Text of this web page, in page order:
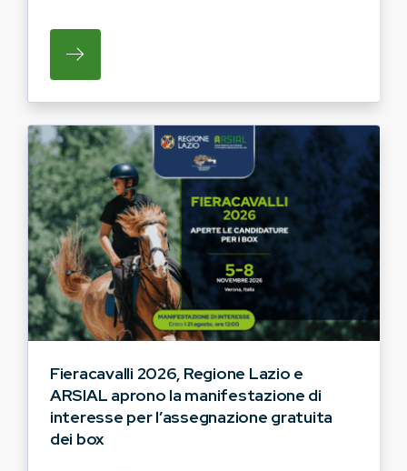
SU REGIONE LAZIO E ARSIAL HANNO
Fieracavalli 2026, Regione Lazio e
ARSIAL aprono la manifestazione di
interesse per l’assegnazione gratuita
dei box